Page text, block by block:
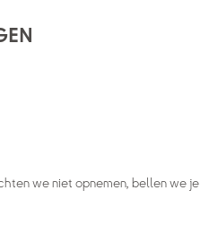
we niet opnemen, bellen we je